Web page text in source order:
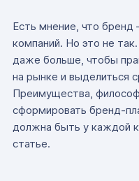
Есть мнение, что бренд
компаний. Но это не
даже больше, чтобы
на рынке и выделиться
Преимущества,
сформировать бренд-
должна быть у каждой
статье.